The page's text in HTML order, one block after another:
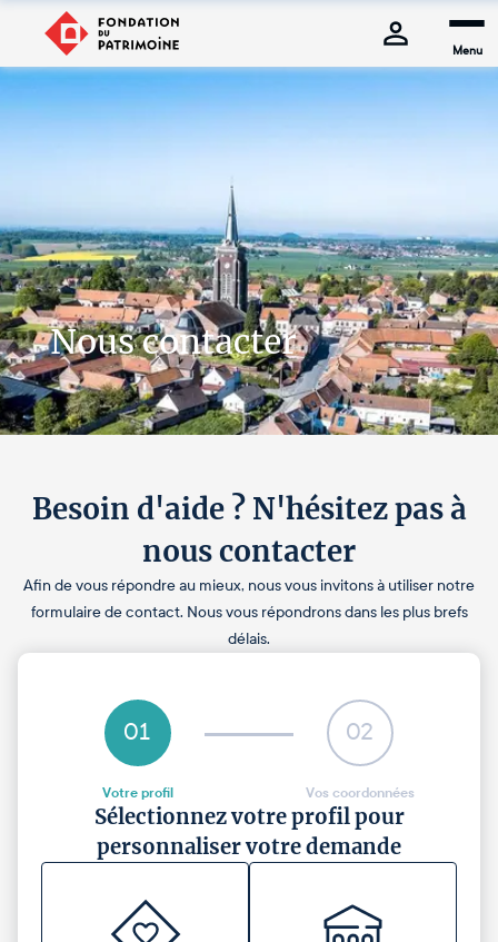
Menu
Nous contacter
Besoin d'aide ? N'hésitez pas à
nous contacter
Afin de vous répondre au mieux, nous vous invitons à utiliser notre
formulaire de contact. Nous vous répondrons dans les plus brefs
délais.
01
Votre profil
02
Vos coordonnées
Sélectionnez votre profil pour
personnaliser votre demande